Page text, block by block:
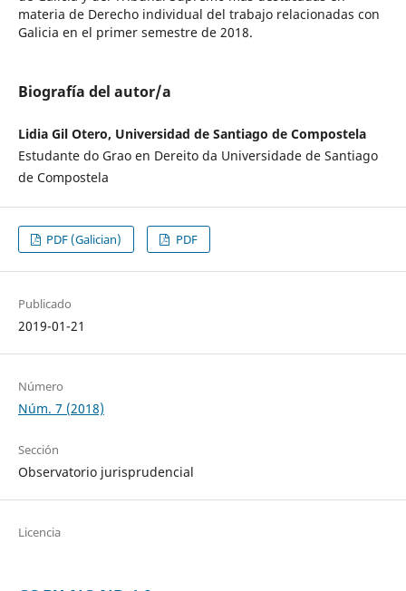
materia de Derecho individual del trabajo relacionadas con
Galicia en el primer semestre de 2018.
Biografía del autor/a
Lidia Gil Otero, Universidad de Santiago de Compostela
Estudante do Grao en Dereito da Universidade de Santiago
de Compostela
PDF (Galician) PDF
Publicado
2019-01-21
Número
Núm. 7 (2018)
Sección
Observatorio jurisprudencial
Licencia